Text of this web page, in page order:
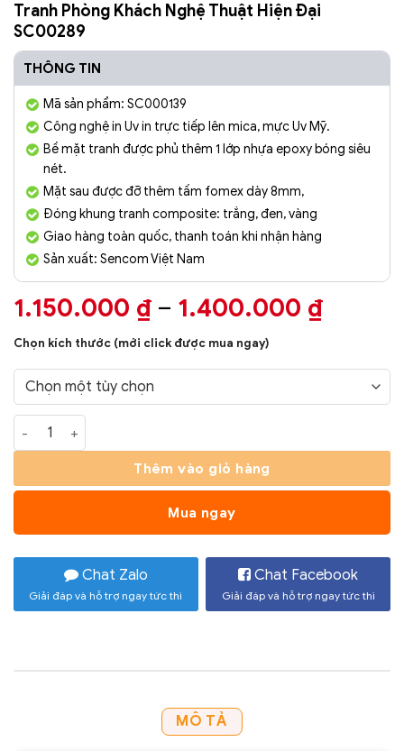
Tranh Phòng Khách Nghệ Thuật Hiện Đại
SC00289
THÔNG TIN
Mã sản phẩm: SC000139
Công nghệ in Uv in trực tiếp lên mica, mực Uv Mỹ.
Bề mặt tranh được phủ thêm 1 lớp nhựa epoxy bóng siêu
nét.
Mặt sau được đỡ thêm tấm fomex dày 8mm,
Đóng khung tranh composite: trắng, đen, vàng
Giao hàng toàn quốc, thanh toán khi nhận hàng
Sản xuất: Sencom Việt Nam
1.150.000 ₫ – 1.400.000 ₫
đến
Chọn kích thước (mới click được mua ngay)
Tranh Phòng Khách Nghệ Thuật Hiện Đại SC00289 số lượng
Thêm vào giỏ hàng
Mua ngay
Chat Zalo
Giải đáp và hỗ trợ ngay tức thì
Chat Facebook
Giải đáp và hỗ trợ ngay tức thì
MÔ TẢ